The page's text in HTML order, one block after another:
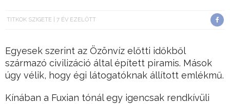
TITKOK SZIGETE 7 ÉV EZELŐTT
Egyesek szerint az Özönvíz előtti időkből
származó civilizáció által épített piramis. Mások
úgy vélik, hogy égi látogatóknak állított emlékmű.
Kínában a Fuxian tónál egy igencsak rendkívüli